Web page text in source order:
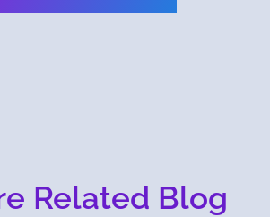
Related Blog